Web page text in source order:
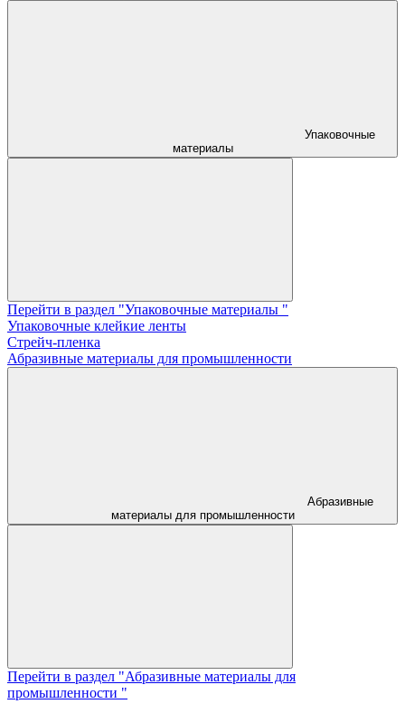
Упаковочные
материалы
Перейти в раздел "Упаковочные материалы "
Упаковочные клейкие ленты
Стрейч-пленка
Абразивные материалы для промышленности
Абразивные
материалы для промышленности
Перейти в раздел "Абразивные материалы для
промышленности "